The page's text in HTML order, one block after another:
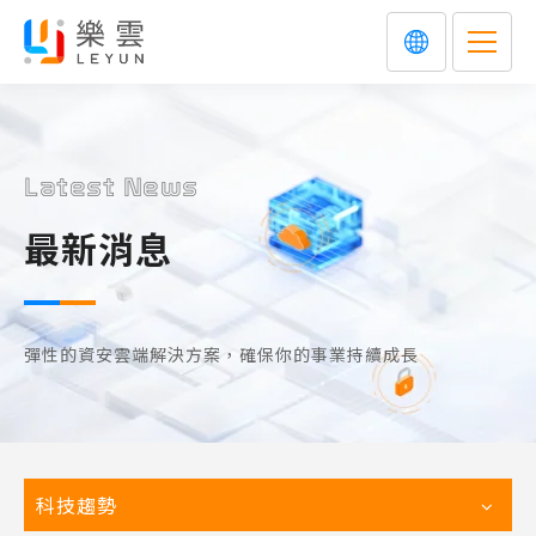
Latest News
最新消息
彈性的資安雲端解決方案，確保你的事業持續成長
科技趨勢